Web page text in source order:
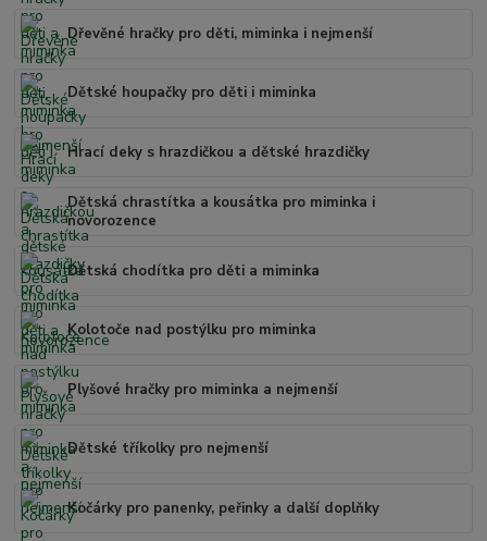
Dřevěné hračky pro děti, miminka i nejmenší
Dětské houpačky pro děti i miminka
Hrací deky s hrazdičkou a dětské hrazdičky
Dětská chrastítka a kousátka pro miminka i
novorozence
Dětská chodítka pro děti a miminka
Kolotoče nad postýlku pro miminka
Plyšové hračky pro miminka a nejmenší
Dětské tříkolky pro nejmenší
Kočárky pro panenky, peřinky a další doplňky